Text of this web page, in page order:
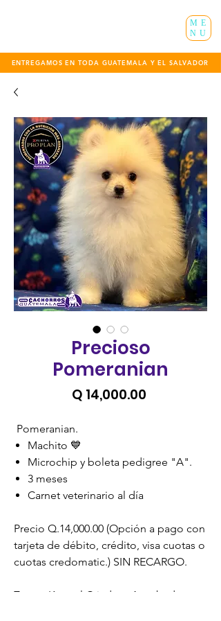
ENTREGAMOS EN TODA GUATEMALA Y EL SALVADOR
ME
NU
Precioso
Pomeranian
Q 14,000.00Precio
Pomeranian.
Machito 💙
Microchip y boleta pedigree "A".
3 meses
Carnet veterinario al día
Precio Q.14,000.00 (Opción a pago con
tarjeta de débito, crédito, visa cuotas o
cuotas credomatic.) SIN RECARGO.
Zoona Kennel Criadero Aprobado y